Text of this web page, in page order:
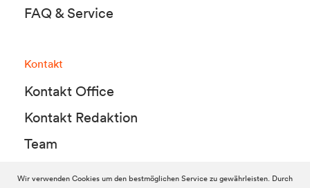
FAQ & Service
Kontakt
Kontakt Office
Kontakt Redaktion
Team
Wir verwenden Cookies um den bestmöglichen Service zu gewährleisten. Durch